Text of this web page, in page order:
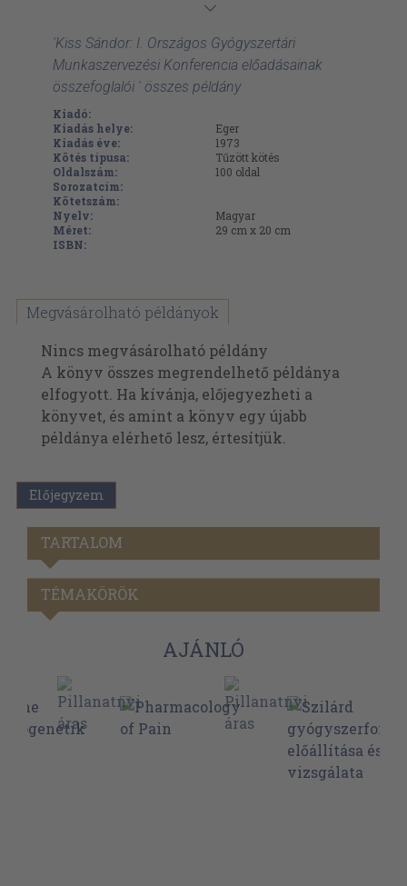
'Kiss Sándor: I. Országos Gyógyszertári
Munkaszervezési Konferencia előadásainak
összefoglalói ' összes példány
Kiadó:
Kiadás helye:
Eger
Kiadás éve:
1973
Kötés típusa:
Tűzött kötés
Oldalszám:
100 oldal
Sorozatcím:
Kötetszám:
Nyelv:
Magyar
Méret:
29 cm x 20 cm
ISBN:
Megvásárolható példányok
Nincs megvásárolható példány
A könyv összes megrendelhető példánya
elfogyott. Ha kívánja, előjegyezheti a
könyvet, és amint a könyv egy újabb
példánya elérhető lesz, értesítjük.
Előjegyzem
TARTALOM
TÉMAKÖRÖK
AJÁNLÓ